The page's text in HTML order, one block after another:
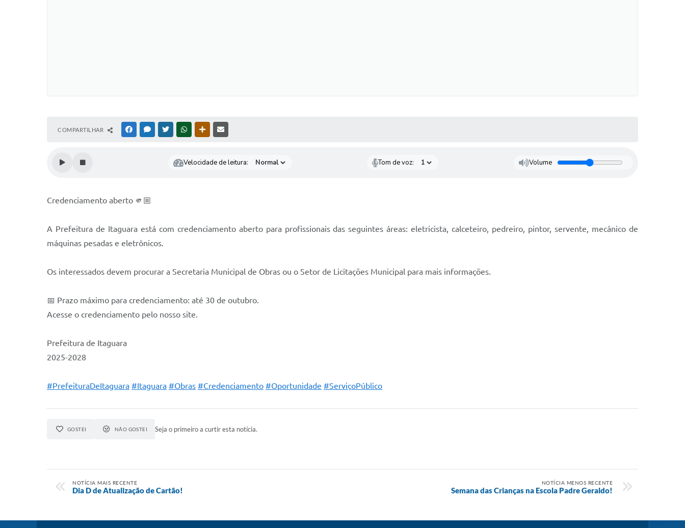
COMPARTILHAR FACEBOOKMESSENGER
TWITTERWHATSAPPOUTRAS MÍDIAS
Velocidade de leitura: Tom de voz: Volume
Credenciamento aberto 🫵🏼
A Prefeitura de Itaguara está com credenciamento aberto para profissionais das seguintes áreas: eletricista, calceteiro, pedreiro, pintor, servente, mecânico de
máquinas pesadas e eletrônicos.
Os interessados devem procurar a Secretaria Municipal de Obras ou o Setor de Licitações Municipal para mais informações.
📅 Prazo máximo para credenciamento: até 30 de outubro.
Acesse o credenciamento pelo nosso site.
Prefeitura de Itaguara
2025-2028
#PrefeituraDeItaguara #Itaguara #Obras #Credenciamento #Oportunidade #ServiçoPúblico
GOSTEI NÃO GOSTEI Seja o primeiro a curtir esta notícia.
NOTÍCIA MAIS RECENTE
Dia D de Atualização de Cartão!
NOTÍCIA MENOS RECENTE
Semana das Crianças na Escola Padre Geraldo!